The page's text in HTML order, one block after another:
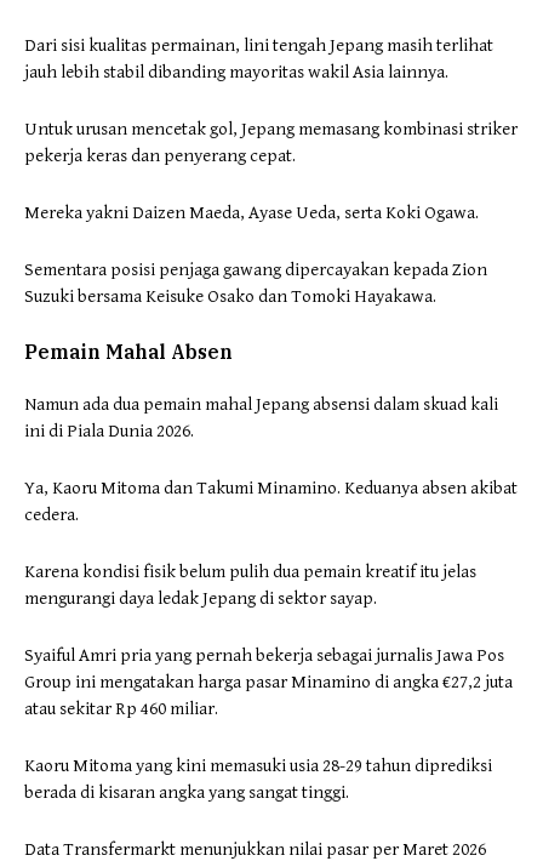
Dari sisi kualitas permainan, lini tengah Jepang masih terlihat
jauh lebih stabil dibanding mayoritas wakil Asia lainnya.
Untuk urusan mencetak gol, Jepang memasang kombinasi striker
pekerja keras dan penyerang cepat.
Mereka yakni Daizen Maeda, Ayase Ueda, serta Koki Ogawa.
Sementara posisi penjaga gawang dipercayakan kepada Zion
Suzuki bersama Keisuke Osako dan Tomoki Hayakawa.
Pemain Mahal Absen
Namun ada dua pemain mahal Jepang absensi dalam skuad kali
ini di Piala Dunia 2026.
Ya, Kaoru Mitoma dan Takumi Minamino. Keduanya absen akibat
cedera.
Karena kondisi fisik belum pulih dua pemain kreatif itu jelas
mengurangi daya ledak Jepang di sektor sayap.
Syaiful Amri pria yang pernah bekerja sebagai jurnalis Jawa Pos
Group ini mengatakan harga pasar Minamino di angka €27,2 juta
atau sekitar Rp 460 miliar.
Kaoru Mitoma yang kini memasuki usia 28-29 tahun diprediksi
berada di kisaran angka yang sangat tinggi.
Data Transfermarkt menunjukkan nilai pasar per Maret 2026